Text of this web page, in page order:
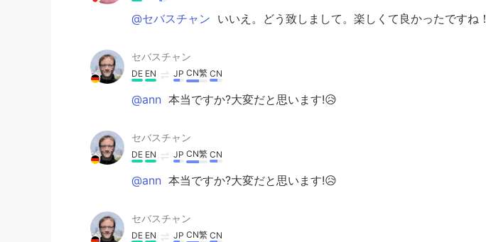
@セバスチャン いいえ。どう致しまして。楽しくて良かったですね！
セバスチャン
DE EN JP CN繁 CN
@ann 本当ですか?大変だと思います!😥
セバスチャン
DE EN JP CN繁 CN
@ann 本当ですか?大変だと思います!😥
セバスチャン
DE EN JP CN繁 CN